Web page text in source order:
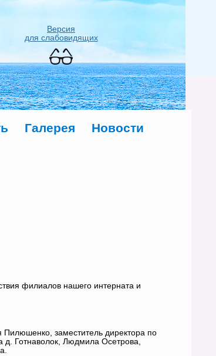
Версия
для слабовидящих
Галерея Новости
филиалов нашего интерната и
Пилюшенко, заместитель директора по
д. Готнаволок, Людмила Осетрова,